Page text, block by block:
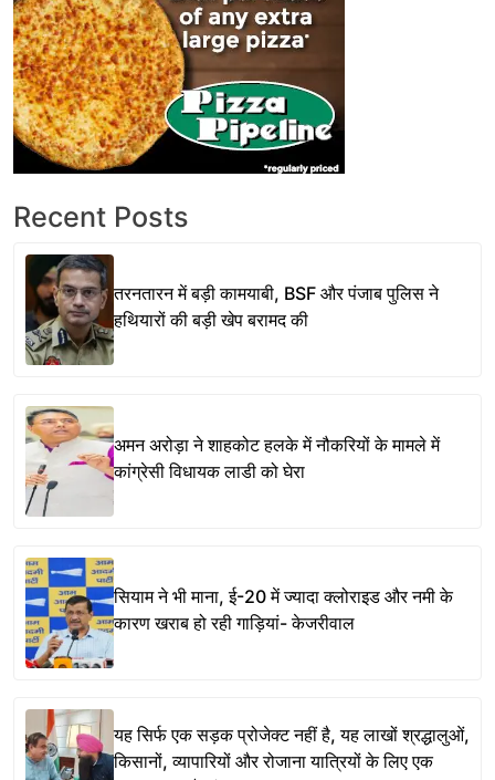
Recent Posts
तरनतारन में बड़ी कामयाबी, BSF और पंजाब पुलिस ने
हथियारों की बड़ी खेप बरामद की
अमन अरोड़ा ने शाहकोट हलके में नौकरियों के मामले में
कांग्रेसी विधायक लाडी को घेरा
सियाम ने भी माना, ई-20 में ज्यादा क्लोराइड और नमी के
कारण खराब हो रही गाड़ियां- केजरीवाल
यह सिर्फ एक सड़क प्रोजेक्ट नहीं है, यह लाखों श्रद्धालुओं,
किसानों, व्यापारियों और रोजाना यात्रियों के लिए एक